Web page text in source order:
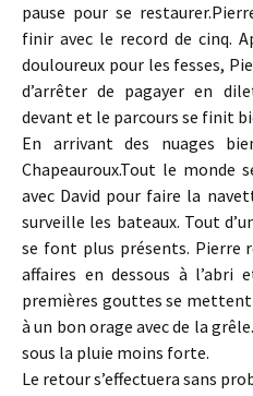
pause pour se
finir avec le record de cinq.
douloureux pour les fesses,
d’arrêter de pagayer en
devant et le parcours se finit
En arrivant des nuages
Chapeauroux.Tout le monde
avec David pour faire la
surveille les bateaux. Tout
se font plus présents. Pierre
affaires en dessous à l’abri
premières gouttes se
à un bon orage avec de la
sous la pluie moins forte.
Le retour s’effectuera sans